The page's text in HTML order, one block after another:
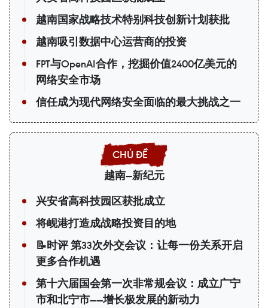
越南国家战略技术特别科技创新计划获批
越南吸引数据中心运营商的投资
FPT与OpenAI合作，挖掘价值2400亿美元的
网络安全市场
信任成为现代网络安全面临的最大挑战之一
越南—新纪元
兴安省高科技园区获批成立
将岘港打造成战略投资目的地
📝时评 第33次外交会议：让每一份关系开启
更多合作机遇
第十六届国会第一次非常规会议：成立广宁
市和北宁市——增长极发展的新动力